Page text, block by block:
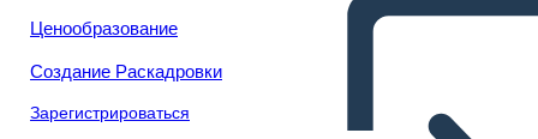
Ценообразование
Создание Раскадровки
Зарегистрироваться
Посмотреть
как слайд-шоу